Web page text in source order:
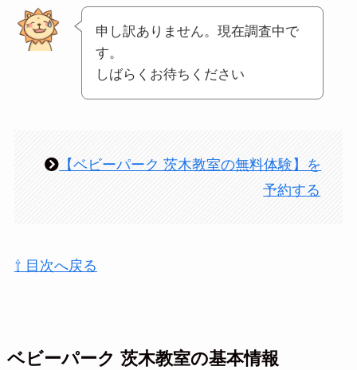
申し訳ありません。現在調査中で
す。
しばらくお待ちください
【ベビーパーク 茨木教室の無料体験】を
予約する
⇧ 目次へ戻る
ベビーパーク 茨木教室の基本情報